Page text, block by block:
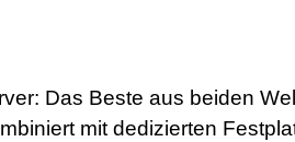
Das Beste aus beiden
mit dedizierten